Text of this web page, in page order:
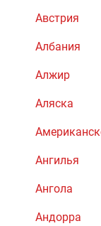
Австрия
Албания
Алжир
Аляска
Ангилья
Ангола
Андорра